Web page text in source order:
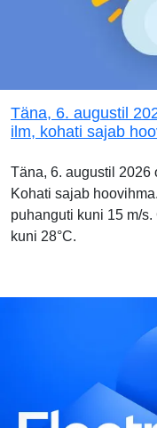
Täna, 6. augustil
ilm, kohati sajab
Täna, 6. augustil 2026
Kohati sajab
puhanguti kuni 15 m/s.
kuni 28°C.